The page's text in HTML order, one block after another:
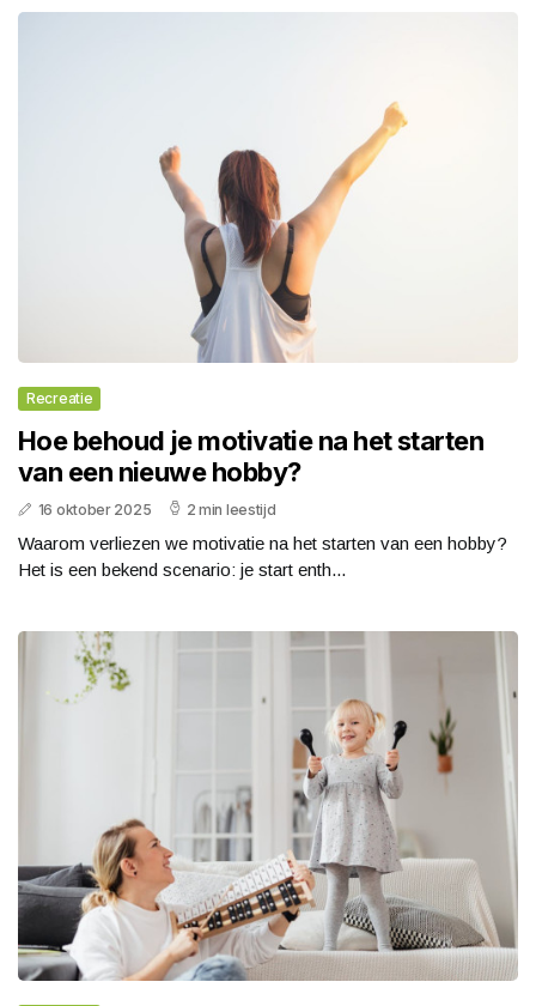
Recreatie
Hoe behoud je motivatie na het starten
van een nieuwe hobby?
16 oktober 2025 2 min leestijd
Waarom verliezen we motivatie na het starten van een hobby?
Het is een bekend scenario: je start enth...